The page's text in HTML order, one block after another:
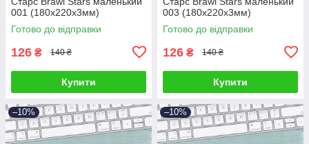
001 (180х220х3мм)
Готово до відправки
126 ₴ 140 ₴
Купити
003 (180х220х3мм)
Готово до відправки
126 ₴ 140 ₴
Купити
–10% –10%